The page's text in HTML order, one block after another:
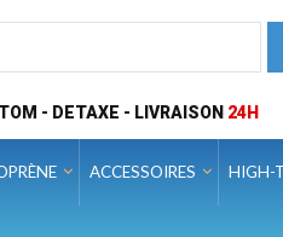
- DETAXE - LIVRAISON 24H
ACCESSOIRES HIGH-